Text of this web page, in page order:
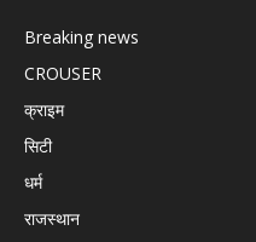
Breaking news
CROUSER
क्राइम
सिटी
धर्म
राजस्थान